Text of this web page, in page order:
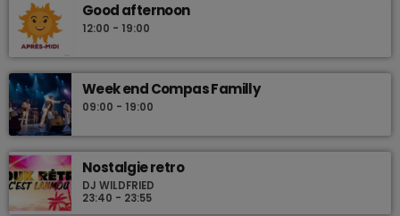
Good afternoon
12:00 - 19:00
Week end Compas Familly
09:00 - 19:00
Nostalgie retro
DJ WILDFRIED
23:40 - 23:55